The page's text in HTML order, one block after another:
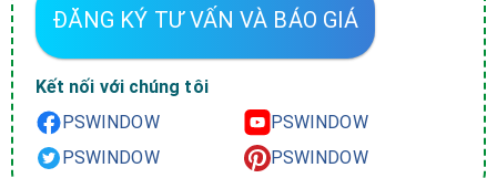
ĐĂNG KÝ TƯ VẤN VÀ BÁO GIÁ
Kết nối với chúng tôi
PSWINDOW
PSWINDOW
PSWINDOW
PSWINDOW